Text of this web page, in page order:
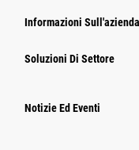
Informazioni Sull'azienda
Soluzioni Di Settore
Notizie Ed Eventi